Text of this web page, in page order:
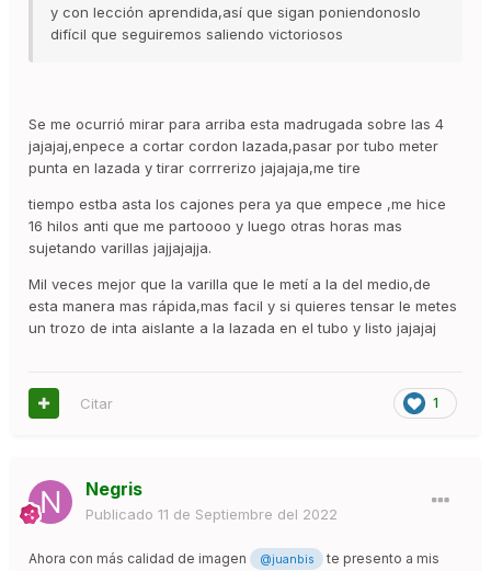
y con lección aprendida,así que sigan poniendonoslo
difícil que seguiremos saliendo victoriosos
Se me ocurrió mirar para arriba esta madrugada sobre las 4
jajajaj,enpece a cortar cordon lazada,pasar por tubo meter
punta en lazada y tirar corrrerizo jajajaja,me tire
tiempo estba asta los cajones pera ya que empece ,me hice
16 hilos anti que me partoooo y luego otras horas mas
sujetando varillas jajjajajja.
Mil veces mejor que la varilla que le metí a la del medio,de
esta manera mas rápida,mas facil y si quieres tensar le metes
un trozo de inta aislante a la lazada en el tubo y listo jajajaj
1
Citar
Negris
Publicado 11 de Septiembre del 2022
Ahora con más calidad de imagen @juanbis
te presento a mis